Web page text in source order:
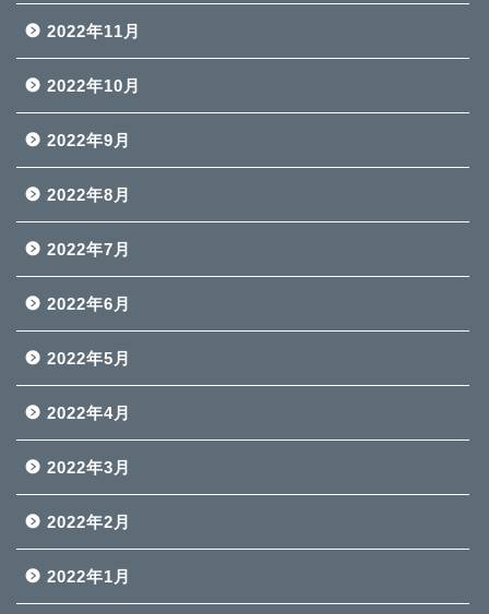
2022年11月
2022年10月
2022年9月
2022年8月
2022年7月
2022年6月
2022年5月
2022年4月
2022年3月
2022年2月
2022年1月